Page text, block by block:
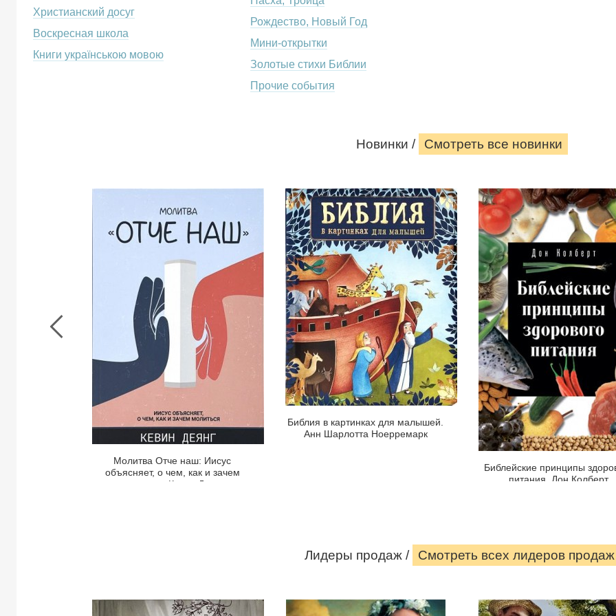
Христианский досуг
Воскресная школа
Книги українською мовою
Рождество, Новый Год
Мини-открытки
Золотые стихи Библии
Прочие события
Новинки / Смотреть все новинки
Молитва Отче наш: Иисус
объясняет, о чем, как и зачем
молиться. Кевин Деянг
Молитва
Отче
Иисус
объясняет,
чем,
и
зачем
молиться.
Кевин
Деянг
Библия в картинках для малышей.
Анн Шарлотта Ноерремарк
Библия
в
картинках
для
малышей.
Анн
Шарлотта
Ноерремарк
Страница
Библейские принципы
питания. Дон Колберт
Библейские
принципы
здорового
питания.
Дон
Колберт
Вы
когда-
нибудь
задумывались
о
том,
что
и
почему
вы
другие
науки
человеке
собрали
Лидеры продаж / Смотреть всеx лидеров продаж